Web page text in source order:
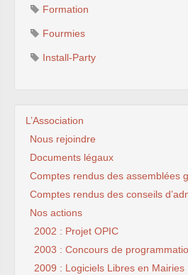
Formation
Fourmies
Install-Party
L’Association
Nous rejoindre
Documents légaux
Comptes rendus des assemblées
Comptes rendus des conseils
Nos actions
2002 : Projet OPIC
2003 : Concours de
2009 : Logiciels Libres en Mairies